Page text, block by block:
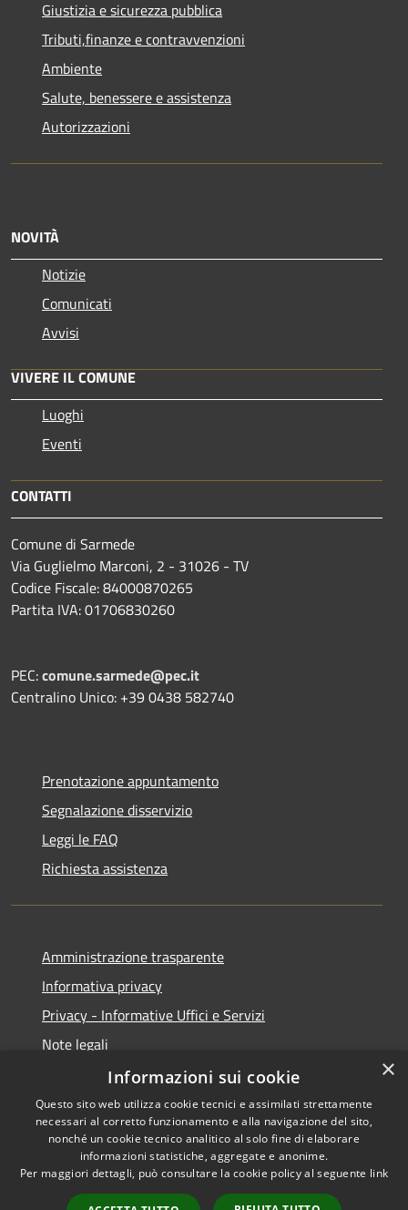
Giustizia e sicurezza pubblica
Tributi,finanze e contravvenzioni
Ambiente
Salute, benessere e assistenza
Autorizzazioni
NOVITÀ
Notizie
Comunicati
Avvisi
VIVERE IL COMUNE
Luoghi
Eventi
CONTATTI
Comune di Sarmede
Via Guglielmo Marconi, 2 - 31026 - TV
Codice Fiscale: 84000870265
Partita IVA: 01706830260
PEC:comune.sarmede@pec.it
Centralino Unico: +39 0438 582740
Prenotazione appuntamento
Segnalazione disservizio
Leggi le FAQ
Richiesta assistenza
Amministrazione trasparente
Informativa privacy
Privacy - Informative Uffici e Servizi
Note legali
Dichiarazione di accessibilità
RSS
Accessibilità
Copyright © 2026 • Comune di
Sarmede • Powered by
×
Informazioni sui cookie
Questo sito web utilizza cookie tecnici e assimilati strettamente
necessari al corretto funzionamento e alla navigazione del sito,
nonché un cookie tecnico analitico al solo fine di elaborare
informazioni statistiche, aggregate e anonime.
Per maggiori dettagli, può consultare la cookie policy al seguente link